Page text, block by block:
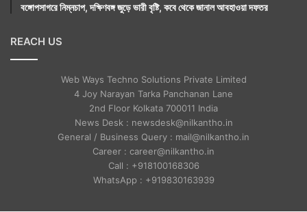
বঙ্গোপসাগরে নিম্নচাপ, দক্ষিণবঙ্গ জুড়ে ভারী বৃষ্টি, কবে থেকে জানাল আবহাওয়া দফতর
REACH US
Web Ways Techno Solutions Private Limited
4 Joy Narayan Tarka Panchanan Lane
2nd Floor Kolkata 700011 India
News Desk : newsdesk@nilkantho.in
General / Business Query : mail@nilkantho.in
Career : career@nilkantho.in
Call : +918100168306
WhatsApp : +919830163939